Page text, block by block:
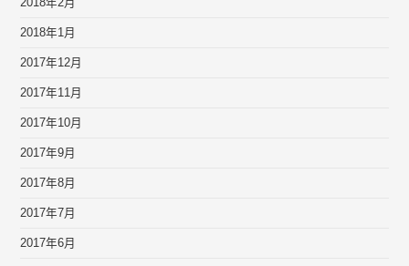
2018年2月
2018年1月
2017年12月
2017年11月
2017年10月
2017年9月
2017年8月
2017年7月
2017年6月